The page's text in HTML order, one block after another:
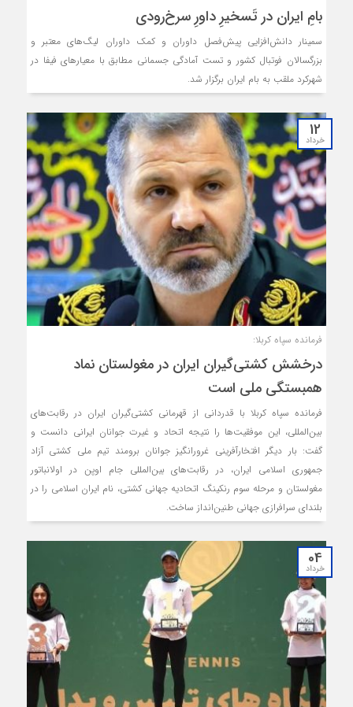
بامِ ایران در تَسخیرِ داورِ سرخ‌رودی
سمینار دانش‌افزایی پیش‌فصل داوران و کمک‌ داوران لیگ‌های معتبر و
بزرگسالان فوتبال کشور و تست آمادگی جسمانی مطابق با معیارهای فیفا در
شهرکرد ملقب به بام ایران برگزار شد.
12
خرداد
فرمانده سپاه کربلا:
درخشش کشتی‌گیران ایران در مغولستان‌ نماد
همبستگی ملی است
فرمانده سپاه کربلا با قدردانی از قهرمانی کشتی‌گیران ایران در رقابت‌های
بین‌المللی، این موفقیت‌ها را نتیجه اتحاد و غیرت جوانان ایرانی دانست و
گفت: بار دیگر افتخارآفرینی غرورانگیز جوانان برومند تیم ملی کشتی آزاد
جمهوری اسلامی ایران، در رقابت‌های بین‌المللی جام اوپن در اولانباتور
مغولستان و مرحله سوم رنکینگ اتحادیه جهانی کشتی، نام ایران اسلامی را در
بلندای سرافرازی جهانی طنین‌انداز ساخت.
04
خرداد